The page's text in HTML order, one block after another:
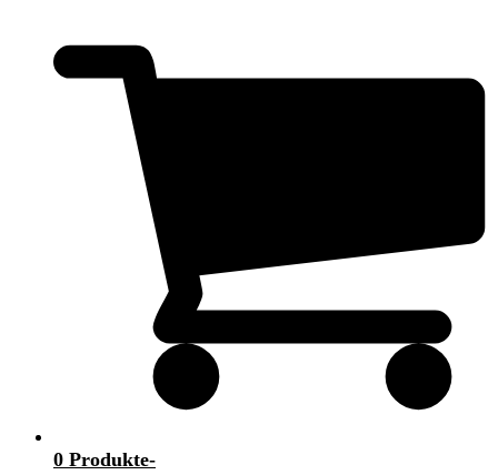
0 Produkte-